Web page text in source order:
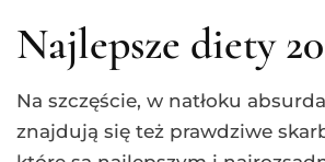
Najlepsze diety
Na szczęście, w natłoku
znajdują się też prawdziwe